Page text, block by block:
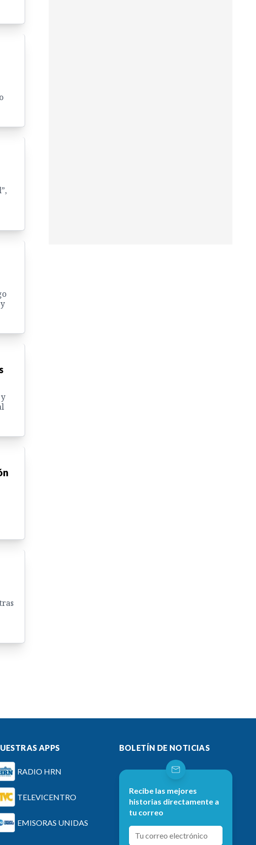
APPS
RADIO HRN
TELEVICENTRO
EMISORAS UNIDAS
BOLETÍN DE NOTICIAS
Recibe las mejores
historias directamente a
tu correo